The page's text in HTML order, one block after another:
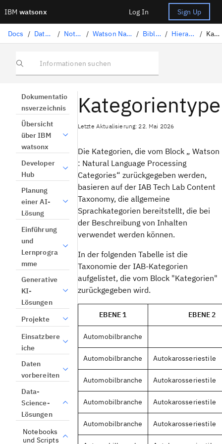
IBM watsonx Log In Sign Up
Docs / Data-Science-Lösungen / Notebooks und Scripts / Watson Natural Language Processing (Verarbeitung natürlicher Sprache) / Bibliothekstaskkatalog / Hierarchische Kategorisierung / Kategorientypen
Informationen suchen
Dokumentatio
nsverzeichnis
Übersicht
über IBM
watsonx
Developer
Hub
Planung
einer AI-
Lösung
Einführung
und
Lernprogra
mme
Generative
KI-
Lösungen
Projekte
Einsatzbere
iche
Daten
vorbereiten
Data-
Science-
Lösungen
Notebooks
und Scripts
Letzte Aktualisierung: 22. Mai 2026
Die Kategorien, die vom Block „ Watson
: Natural Language Processing
Categories“ zurückgegeben werden,
basieren auf der IAB Tech Lab Content
Taxonomy, die allgemeine
Sprachkategorien bereitstellt, die bei
der Beschreibung von Inhalten
verwendet werden können.
In der folgenden Tabelle ist die
Taxonomie der IAB-Kategorien
aufgelistet, die vom Block "Kategorien"
zurückgegeben wird.
EBENE 1 EBENE 2
Automobilbranche
Automobilbranche Autokarosseriestile
Automobilbranche Autokarosseriestile
Automobilbranche Autokarosseriestile
Automobilbranche Autokarosseriestile